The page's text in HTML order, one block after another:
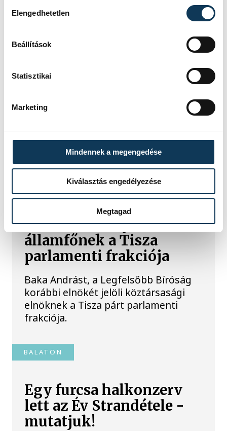
Elengedhetetlen
Beállítások
Statisztikai
Marketing
Mindennek a megengedése
Kiválasztás engedélyezése
Megtagad
TOVÁBBI CIKKEK
Baka Andrást jelöli
államfőnek a Tisza
parlamenti frakciója
Baka Andrást, a Legfelsőbb Bíróság
korábbi elnökét jelöli köztársasági
elnöknek a Tisza párt parlamenti
frakciója.
BALATON
Egy furcsa halkonzerv
lett az Év Strandétele -
mutatjuk!